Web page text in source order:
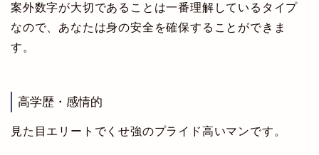
案外数字が大切であることは一番理解しているタイプ
なので、あなたは身の安全を確保することができま
す。
高学歴・感情的
見た目エリートでくせ強のプライド高いマンです。